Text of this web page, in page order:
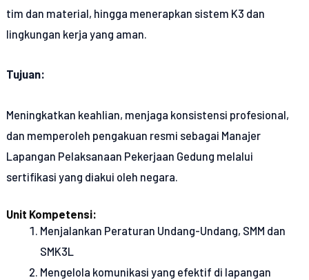
tim dan material, hingga menerapkan sistem K3 dan
lingkungan kerja yang aman.
Tujuan:
Meningkatkan keahlian, menjaga konsistensi profesional,
dan memperoleh pengakuan resmi sebagai Manajer
Lapangan Pelaksanaan Pekerjaan Gedung melalui
sertifikasi yang diakui oleh negara.
Unit Kompetensi:
Menjalankan Peraturan Undang-Undang, SMM dan
SMK3L
Mengelola komunikasi yang efektif di lapangan